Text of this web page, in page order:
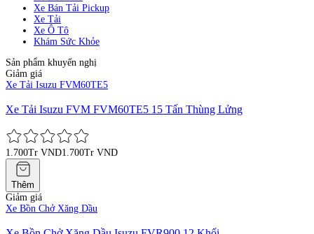
Xe Bán Tải Pickup
Xe Tải
Xe Ô Tô
Khám Sức Khỏe
Sản phẩm khuyến nghị
Giảm giá
Xe Tải Isuzu FVM60TE5
Xe Tải Isuzu FVM FVM60TE5 15 Tấn Thùng Lửng
1.700Tr VND1.700Tr VND
Thêm
Giảm giá
Xe Bồn Chở Xăng Dầu